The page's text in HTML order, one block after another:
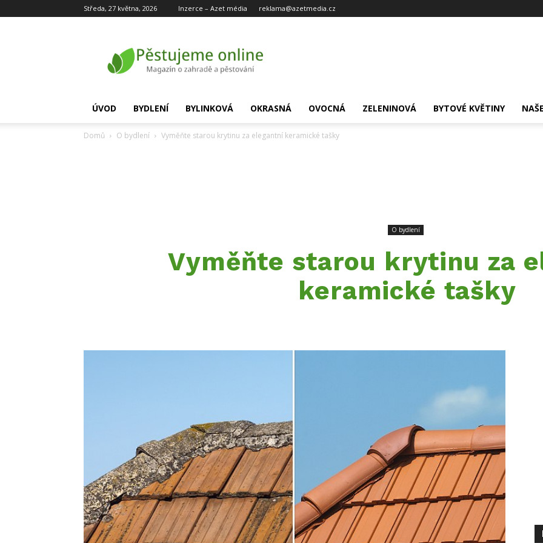
Středa, 27 května, 2026 Inzerce – Azet média reklama@azetmedia.cz
online
ÚVOD BYDLENÍ BYLINKOVÁ OKRASNÁ OVOCNÁ ZELENINOVÁ BYTOVÉ KVĚTINY
Domů O bydlení Vyměňte starou krytinu za elegantní keramické tašky
O bydlení
Vyměňte starou krytinu za
keramické tašky